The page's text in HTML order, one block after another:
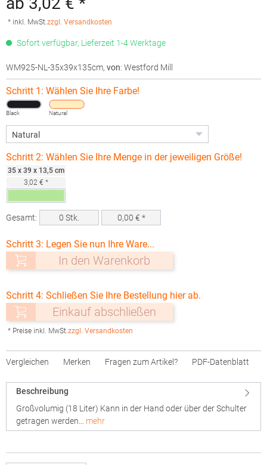
* inkl. MwSt.zzgl. Versandkosten
Sofort verfügbar, Lieferzeit 1-4 Werktage
WM925-NL-35x39x135cm, von: Westford Mill
Schritt 1: Wählen Sie Ihre Farbe!
Black Natural
Schritt 2: Wählen Sie Ihre Menge in der jeweiligen Größe!
35 x 39 x 13,5 cm
3,02 € *
Gesamt: 0 Stk. 0,00 € *
Schritt 3: Legen Sie nun Ihre Ware...
In den Warenkorb
Schritt 4: Schließen Sie Ihre Bestellung hier ab.
Einkauf abschließen
* Preise inkl. MwSt.zzgl. Versandkosten
Vergleichen Merken Fragen zum Artikel? PDF-Datenblatt
Beschreibung
Großvolumig (18 Liter) Kann in der Hand oder über der Schulter
getragen werden… mehr